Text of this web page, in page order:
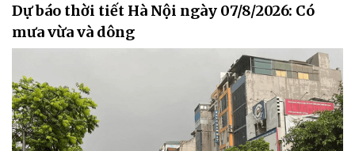
Dự báo thời tiết Hà Nội ngày 07/8/2026: Có
mưa vừa và dông